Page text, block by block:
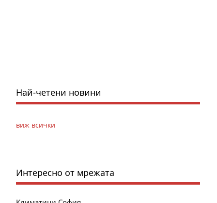
Най-четени новини
виж всички
Интересно от мрежата